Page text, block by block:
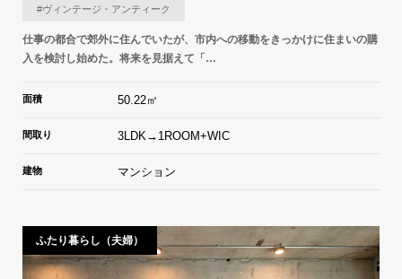
#ヴィンテージ・アンティーク
仕事の都合で郊外に住んでいたが、市内への移動をきっかけに住まいの購
入を検討し始めた。将来を見据えて「…
面積 50.22㎡
間取り 3LDK→1ROOM+WIC
建物 マンション
ふたり暮らし（夫婦）